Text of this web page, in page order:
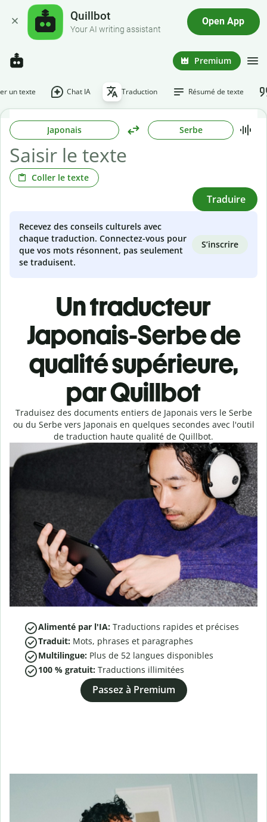
Quillbot
Your AI writing assistant
Open App
Premium
un texte Chat IA Traduction Résumé de texte
Japonais Serbe
Coller le texte
Traduire
Recevez des conseils culturels avec
chaque traduction. Connectez-vous pour
que vos mots résonnent, pas seulement
se traduisent.
S’inscrire
Un traducteur
Japonais-Serbe de
qualité supérieure,
par Quillbot
Traduisez des documents entiers de Japonais vers le Serbe
ou du Serbe vers Japonais en quelques secondes avec l'outil
de traduction haute qualité de Quillbot.
Alimenté par l'IA: Traductions rapides et précises
Traduit: Mots, phrases et paragraphes
Multilingue: Plus de 52 langues disponibles
100 % gratuit: Traductions illimitées
Passez à Premium